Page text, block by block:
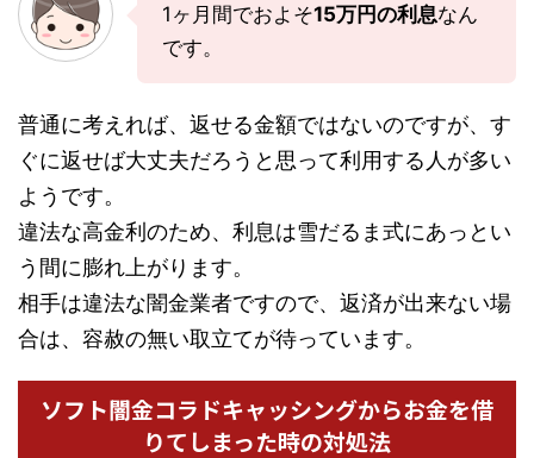
1ヶ月間でおよそ15万円の利息なん
です。
普通に考えれば、返せる金額ではないのですが、す
ぐに返せば大丈夫だろうと思って利用する人が多い
ようです。
違法な高金利のため、利息は雪だるま式にあっとい
う間に膨れ上がります。
相手は違法な闇金業者ですので、返済が出来ない場
合は、容赦の無い取立てが待っています。
ソフト闇金コラドキャッシングからお金を借
りてしまった時の対処法